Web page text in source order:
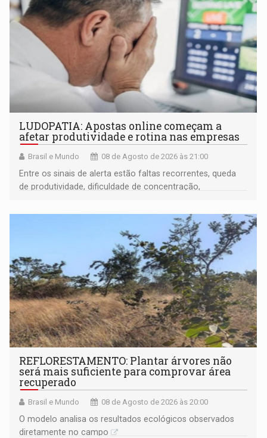
LUDOPATIA: Apostas online começam a
afetar produtividade e rotina nas empresas
Brasil e Mundo 08 de Agosto de 2026 às 21:00
Entre os sinais de alerta estão faltas recorrentes, queda
de produtividade, dificuldade de concentração,
REFLORESTAMENTO: Plantar árvores não
será mais suficiente para comprovar área
recuperado
Brasil e Mundo 08 de Agosto de 2026 às 20:00
O modelo analisa os resultados ecológicos observados
diretamente no campo